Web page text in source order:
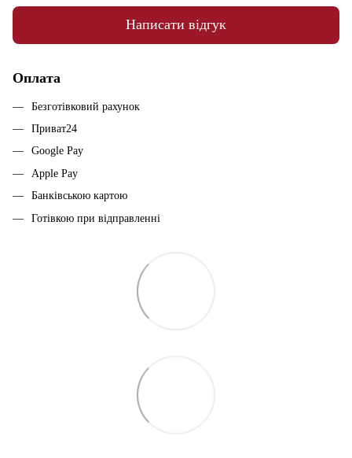
Написати відгук
Оплата
Безготівковий рахунок
Приват24
Google Pay
Apple Pay
Банківською картою
Готівкою при відправленні